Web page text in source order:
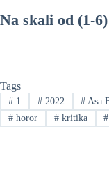
Na skali od (1-
Tags
#1 #2022 # Asa
#horor #kritika #